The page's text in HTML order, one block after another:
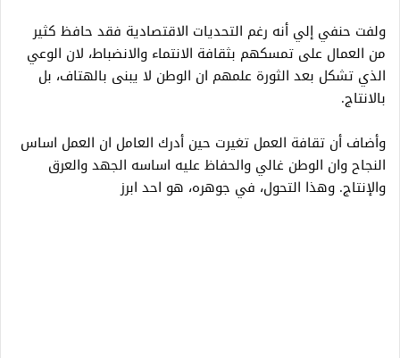
ولفت حنفي إلي أنه رغم التحديات الاقتصادية فقد حافظ كثير
من العمال على تمسكهم بثقافة الانتماء والانضباط، لان الوعي
الذي تشكل بعد الثورة علمهم ان الوطن لا يبنى بالهتاف، بل
بالانتاج.
وأضاف أن تقافة العمل تغيرت حين أدرك العامل ان العمل اساس
النجاح وان الوطن غالي والحفاظ عليه اساسه الجهد والعرق
والإنتاج. وهذا التحول، في جوهره، هو احد ابرز